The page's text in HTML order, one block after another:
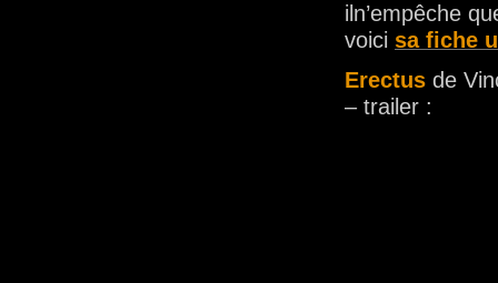
iln’empêche
voici sa fiche
Erectus de
– trailer :